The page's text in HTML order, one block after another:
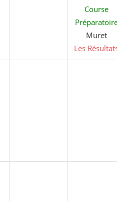
Course
Muret
Les